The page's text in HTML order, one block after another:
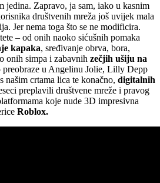
jedina. Zapravo, ja sam, iako u kasnim
društvenih mreža još uvijek mala
Jer nema toga što se ne modificira.
– od onih naoko sićušnih pomaka
kapaka, sređivanje obrva, bora,
onih simpa i zabavnih zečjih ušiju na
preobraze u Angelinu Jolie, Lilly Depp
crtama lica te konačno, digitalnih
preplavili društvene mreže i pravog
koje nude 3D impresivna
Roblox.